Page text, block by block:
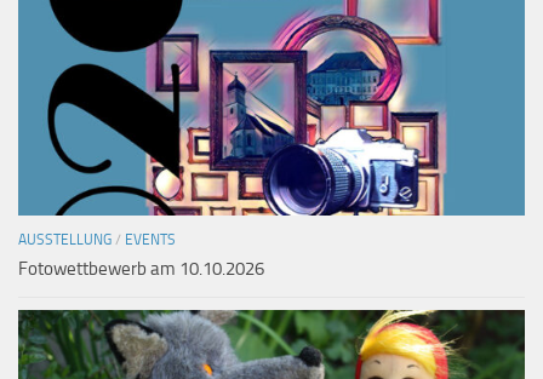
AUSSTELLUNG / EVENTS
Fotowettbewerb am 10.10.2026